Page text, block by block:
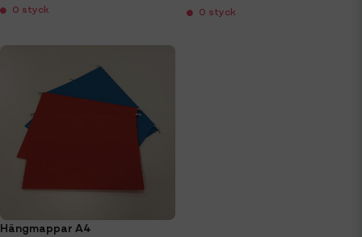
0 styck 0 styck
Hängmappar A4